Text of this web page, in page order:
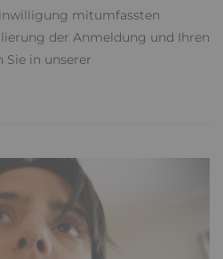
mitumfassten
der Anmeldung und Ihren
in unserer